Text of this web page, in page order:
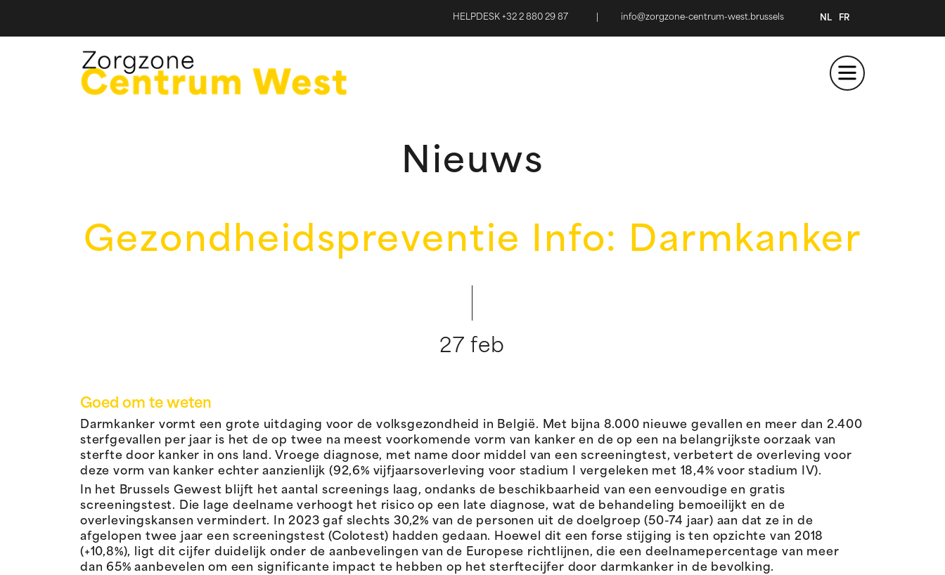
HELPDESK +32 2 880 29 87 info@zorgzone-centrum-west.brussels NL FR
Nieuws
Gezondheidspreventie Info: Darmkanker
27 feb
Goed om te weten
Darmkanker vormt een grote uitdaging voor de volksgezondheid in België. Met bijna 8.000 nieuwe gevallen en meer dan 2.400
sterfgevallen per jaar is het de op twee na meest voorkomende vorm van kanker en de op een na belangrijkste oorzaak van
sterfte door kanker in ons land. Vroege diagnose, met name door middel van een screeningtest, verbetert de overleving voor
deze vorm van kanker echter aanzienlijk (92,6% vijfjaarsoverleving voor stadium I vergeleken met 18,4% voor stadium IV).
In het Brussels Gewest blijft het aantal screenings laag, ondanks de beschikbaarheid van een eenvoudige en gratis
screeningstest. Die lage deelname verhoogt het risico op een late diagnose, wat de behandeling bemoeilijkt en de
overlevingskansen vermindert. In 2023 gaf slechts 30,2% van de personen uit de doelgroep (50-74 jaar) aan dat ze in de
afgelopen twee jaar een screeningstest (Colotest) hadden gedaan. Hoewel dit een forse stijging is ten opzichte van 2018
(+10,8%), ligt dit cijfer duidelijk onder de aanbevelingen van de Europese richtlijnen, die een deelnamepercentage van meer
dan 65% aanbevelen om een significante impact te hebben op het sterftecijfer door darmkanker in de bevolking.